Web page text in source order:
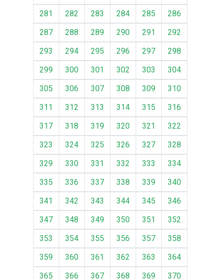
281
282 283 284 285
286
287
288 289 290 291
292
293
294 295 296 297
298
299
300 301 302 303
304
305
306 307 308 309
310
311
312 313 314 315
316
317
318 319 320 321
322
323
324 325 326 327
328
329
330 331 332 333
334
335
336 337 338 339
340
341
342 343 344 345
346
347
348 349 350 351
352
353
354 355 356 357
358
359
360 361 362 363
364
365
366 367 368 369 370